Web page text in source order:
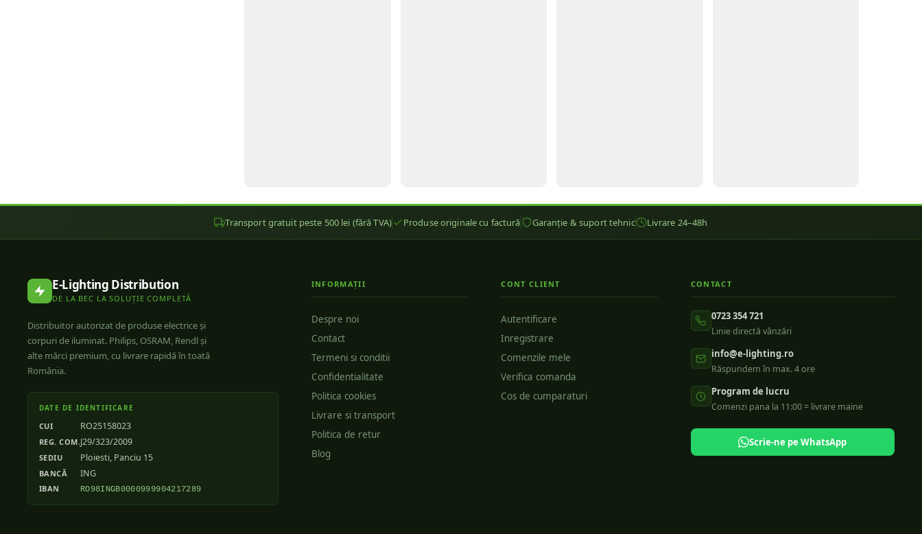
Transport gratuit peste 500 lei (fără TVA) Produse originale cu factură Garanție & suport tehnic Livrare 24–48h
E-Lighting Distribution
DE LA BEC LA SOLUȚIE COMPLETĂ
Distribuitor autorizat de produse electrice și
corpuri de iluminat. Philips, OSRAM, Rendl și
alte mărci premium, cu livrare rapidă în toată
România.
DATE DE IDENTIFICARE
CUI RO25158023
REG. COM.J29/323/2009
SEDIU Ploiesti, Panciu 15
BANCĂ ING
IBAN RO98INGB0000999904217289
INFORMAȚII
Despre noi
Contact
Termeni si conditii
Confidentialitate
Politica cookies
Livrare si transport
Politica de retur
Blog
CONT CLIENT
Autentificare
Inregistrare
Comenzile mele
Verifica comanda
Cos de cumparaturi
CONTACT
0723 354 721
Linie directă vânzări
info@e-lighting.ro
Răspundem în max. 4 ore
Program de lucru
Comenzi pana la 11:00 = livrare maine
Scrie-ne pe WhatsApp